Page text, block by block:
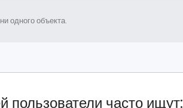
одного объекта.
пользователи часто ищут: